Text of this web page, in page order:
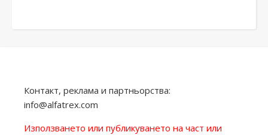
Контакт, реклама и партньорства:
info@alfatrex.com
Използването или публикуването на част или